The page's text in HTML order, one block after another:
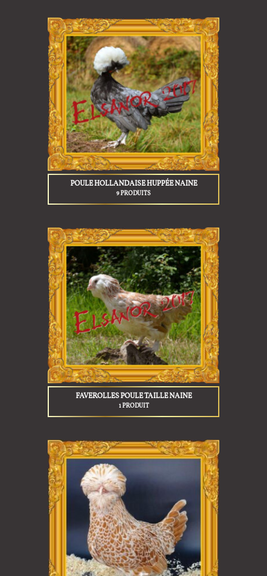
POULE HOLLANDAISE HUPPÉE NAINE
9 PRODUITS
FAVEROLLES POULE TAILLE NAINE
1 PRODUIT